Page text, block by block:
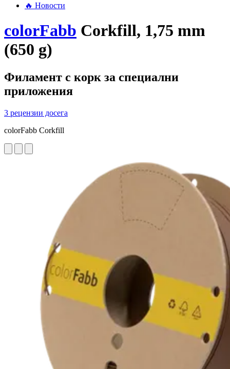
🔥 Новости
colorFabb Corkfill, 1,75 mm
(650 g)
Филамент с корк за специални
приложения
3 рецензии досега
colorFabb Corkfill